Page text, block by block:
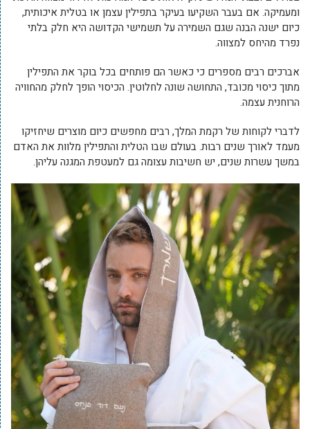
ומעמיקה. אם בעבר השקיעו בעיקר בתפילין עצמן או בטלית איכותית,
כיום ישנה הבנה שגם השמירה על תשמישי הקדושה היא חלק בלתי
נפרד מהיחס למצווה.
אברכים רבים מספרים כי כאשר הם פותחים בכל בוקר את התפילין
מתוך כיסוי מכובד, התחושה שונה לחלוטין. הכיסוי הופך לחלק מהחוויה
הרוחנית עצמה.
לדברי לקוחות של רקמת המלך, רבים מחפשים כיום מוצרים שיחזיקו
מעמד לאורך שנים רבות. בעולם שבו הטלית והתפילין מלוות את האדם
במשך עשרות שנים, יש חשיבות עצומה גם למעטפת המגנה עליהן.